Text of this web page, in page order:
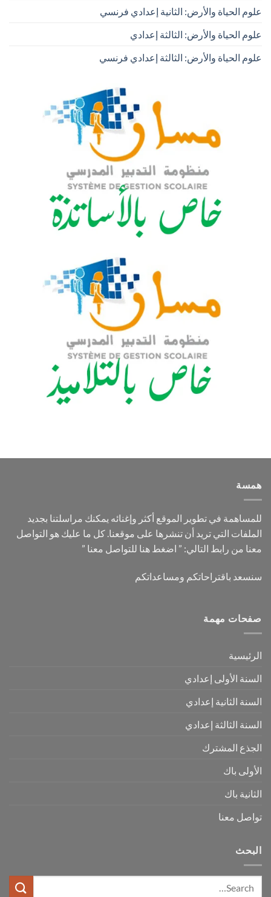
علوم الحياة والأرض: الثانية إعدادي فرنسي
علوم الحياة والأرض: الثالثة إعدادي
علوم الحياة والأرض: الثالثة إعدادي فرنسي
همسة
للمساهمة في تطوير الموقع أكثر وإغنائه يمكنك مراسلتنا بجديد
الملفات التي تريد أن تنشرها على موقعنا. كل ما عليك هو التواصل
معنا من رابط التالي: ” اضغط هنا للتواصل معنا ”
سنسعد باقتراحاتكم ومساعداتكم
صفحات مهمة
الرئيسية
السنة الأولى إعدادي
السنة الثانية إعدادي
السنة الثالثة إعدادي
الجذع المشترك
الأولى باك
الثانية باك
تواصل معنا
البحث